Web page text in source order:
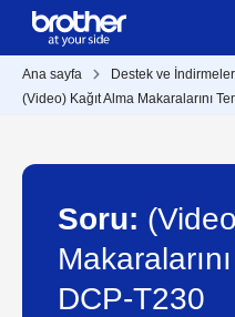
Ana sayfa Destek ve İndirmeler
(Video) Kağıt Alma Makaralarını
Soru:
DCP-T230